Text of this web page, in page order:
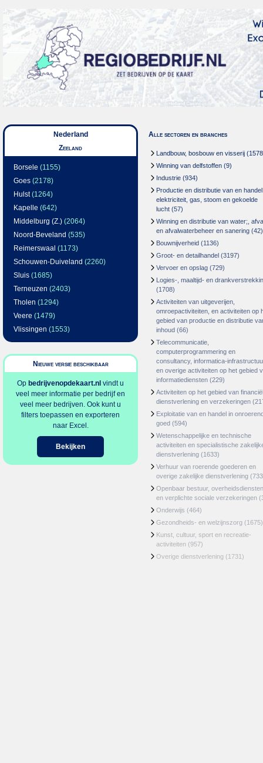
Nederland
Zeeland
Borsele (1155)
Goes (2178)
Hulst(1264)
Kapelle (642)
Middelburg (Z.) (2064)
Noord-Beveland (535)
Reimerswaal (1173)
Schouwen-Duiveland (2260)
Sluis (1685)
Terneuzen (2403)
Tholen (1294)
Veere (1479)
Vlissingen (1553)
Nieuwe versie beschikbaar
Op bedrijvenopdekaart.nl vindt u
veel meer informatie per bedrijf en
veel meer bedrijven. Ook kunt u
filters toepassen en exporteren
naar Excel.
Bekijken
Alle sectoren en branches
Landbouw, bosbouw en visserij
Winning van delfstoffen (9)
Industrie (934)
Productie en distributie van en
elektriciteit, gas, stoom en gekoelde
lucht (57)
Winning en distributie van water;,
en afvalwaterbeheer en sanering (42)
Bouwnijverheid (1136)
Groot- en detailhandel (3197)
Vervoer en opslag (729)
Logies-, maaltijd- en
(1708)
Activiteiten van uitgeverijen,
omroepactiviteiten, en activiteiten op
gebied van productie en distributie
inhoud (66)
Telecommunicatie,
computerprogrammering en
consultancy, informatica-
en overige activiteiten op het gebied
informatiediensten (229)
Activiteiten op het gebied van
dienstverlening en verzekeringen
Exploitatie van en handel in
goed (594)
Wetenschappelijke en technische
activiteiten en specialistische
dienstverlening (1633)
Verhuur van roerende goederen en
overige zakelijke dienstverlening
Openbaar bestuur, overheidsdiensten
en verplichte sociale verzekeringen
Onderwijs (464)
Gezondheids- en welzijnszorg (1675)
Kunst, cultuur, sport en recreatie-
activiteiten (957)
Overige dienstverlening (1731)